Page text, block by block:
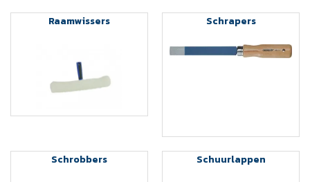
Raamwissers Schrapers
Schrobbers Schuurlappen